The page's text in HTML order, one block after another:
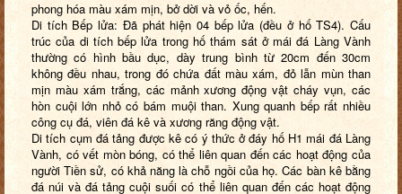
phong hóa màu xám mịn, bở dời và vỏ ốc, hến.
Di tích Bếp lửa: Đã phát hiện 04 bếp lửa (đều ở hố TS4). Cấu
trúc của di tích bếp lửa trong hố thám sát ở mái đá Làng Vành
thường có hình bầu dục, dày trung bình từ 20cm đến 30cm
không đều nhau, trong đó chứa đất màu xám, đỏ lẫn mùn than
mịn màu xám trắng, các mảnh xương động vật cháy vụn, các
hòn cuội lớn nhỏ có bám muội than. Xung quanh bếp rất nhiều
công cụ đá, viên đá kê và xương răng động vật.
Di tích cụm đá tảng được kê có ý thức ở đáy hố H1 mái đá Làng
Vành, có vết mòn bóng, có thể liên quan đến các hoạt động của
người Tiền sử, có khả năng là chỗ ngồi của họ. Các bàn kê bằng
đá núi và đá tảng cuội suối có thể liên quan đến các hoạt động